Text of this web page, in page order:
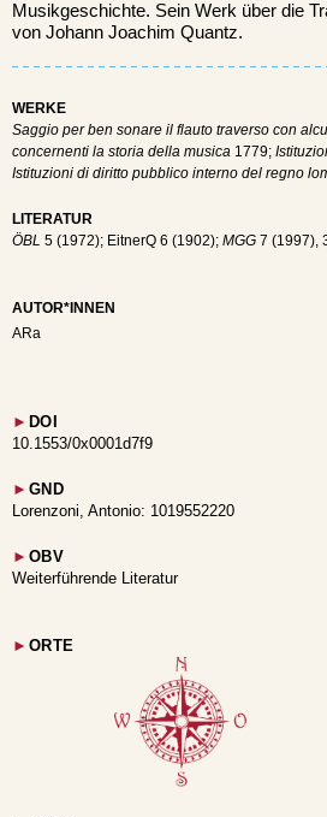
Musikgeschichte. Sein Werk über die
von Johann Joachim Quantz.
WERKE
Saggio per ben sonare il flauto traverso con
concernenti la storia della musica 1779;
Istituzioni di diritto pubblico interno del regno
LITERATUR
ÖBL 5 (1972); EitnerQ 6 (1902); MGG 7 (1997),
AUTOR*INNEN
ARa
► DOI
10.1553/0x0001d7f9
► GND
Lorenzoni, Antonio: 1019552220
► OBV
Weiterführende Literatur
► ORTE